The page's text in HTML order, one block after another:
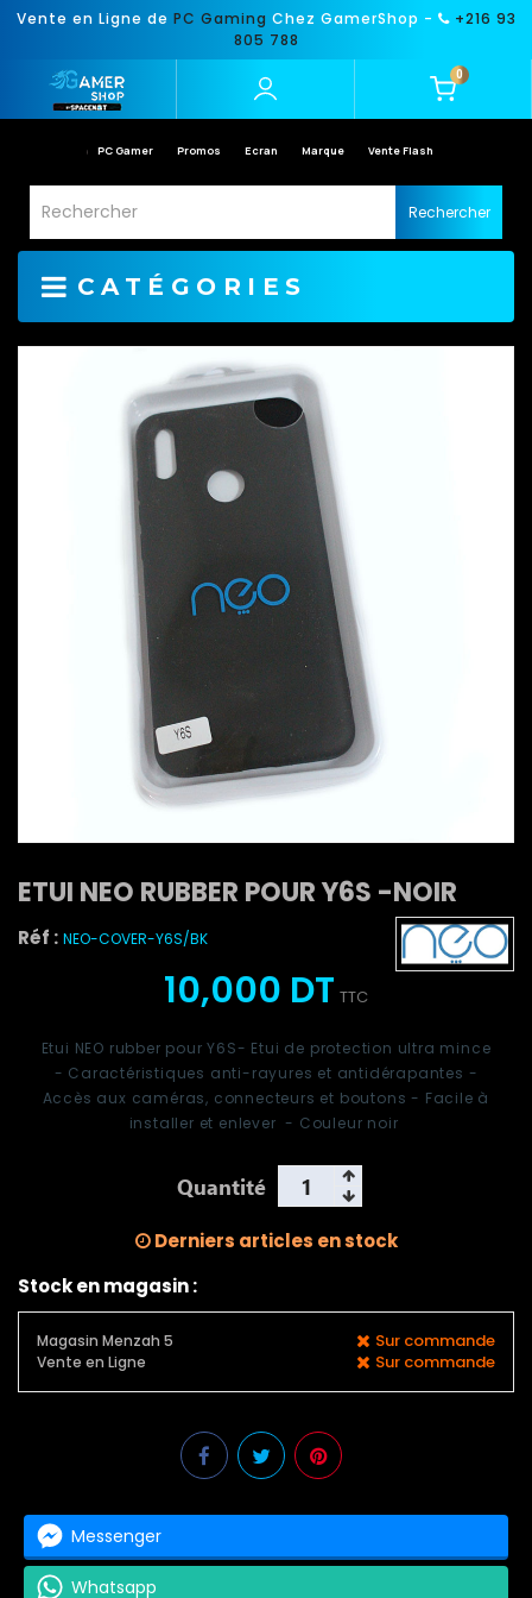
Vente en Ligne de PC Gaming Chez GamerShop -
+216 93
805 788
0
PC Gamer Promos Ecran Marque Vente Flash
Rechercher
CATÉGORIES
ETUI NEO RUBBER POUR Y6S -NOIR
Réf : NEO-COVER-Y6S/BK
10,000 DT TTC
Etui NEO rubber pourY6S- Etui de protection ultra mince
- Caractéristiques anti-rayures et antidérapantes -
Accès aux caméras, connecteurs et boutons - Facile à
installer et enlever - Couleur noir
Quantité
Derniers articles en stock
Stock en magasin :
Magasin Menzah 5 Sur commande
Vente en Ligne Sur commande
Messenger
Whatsapp